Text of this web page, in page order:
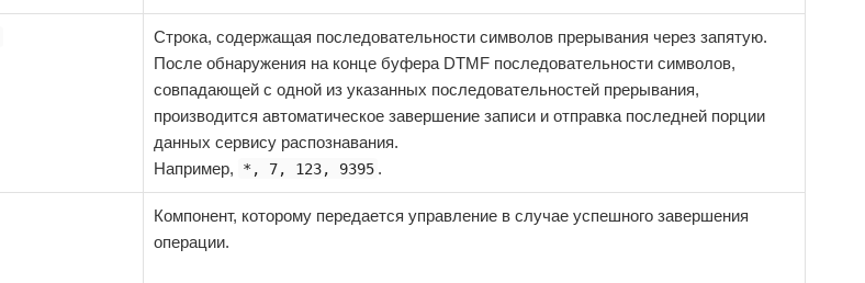
Строка, содержащая последовательности символов прерывания через запятую.
После обнаружения на конце буфера DTMF последовательности символов,
совпадающей с одной из указанных последовательностей прерывания,
производится автоматическое завершение записи и отправка последней порции
данных сервису распознавания.
Например,
*, 7, 123, 9395 .
Компонент, которому передается управление в случае успешного завершения
операции.